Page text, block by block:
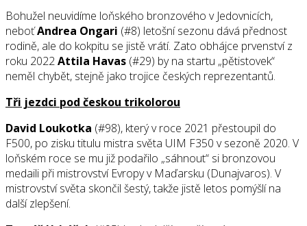
Bohužel neuvidíme loňského bronzového v Jedovnicích,
neboťAndrea Ongari (#8) letošní sezonu dává přednost
rodině, ale do kokpitu se jistě vrátí. Zato obhájce prvenství z
roku 2022Attila Havas (#29) by na startu „pětistovek“
neměl chybět, stejně jako trojice českých reprezentantů.
Tři jezdci pod českou trikolorou
David Loukotka (#98), který v roce 2021 přestoupil do
F500, po zisku titulu mistra světa UIM F350 v sezoně 2020. V
loňském roce se mu již podařilo „sáhnout“ si bronzovou
medaili při mistrovství Evropy v Maďarsku (Dunajvaros). V
mistrovství světa skončil šestý, takže jistě letos pomýšlí na
další zlepšení.